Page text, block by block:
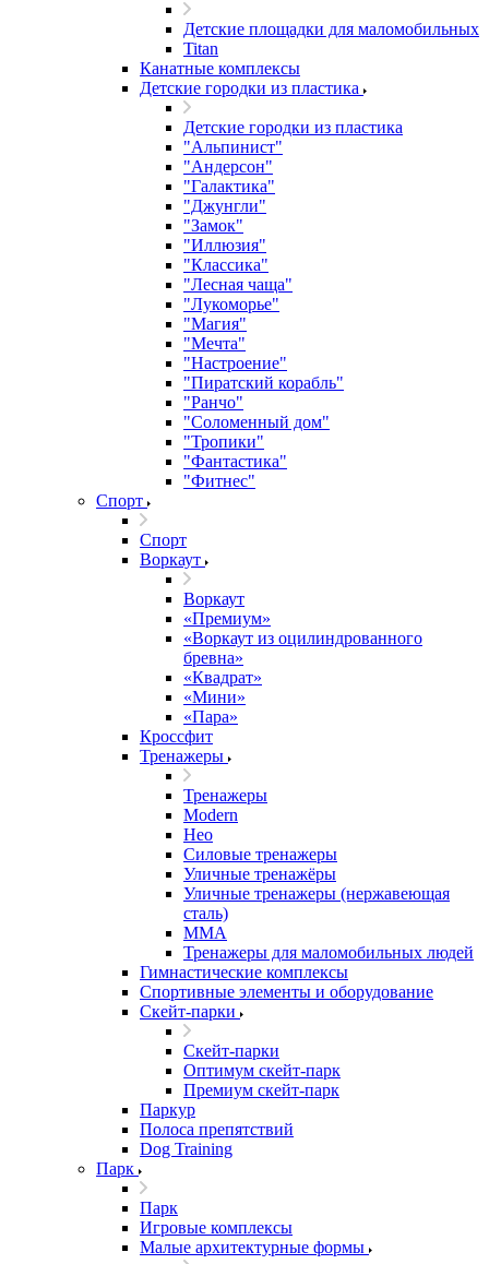
Детские площадки для маломобильных
Titan
Канатные комплексы
Детские городки из пластика
Детские городки из пластика
"Альпинист"
"Андерсон"
"Галактика"
"Джунгли"
"Замок"
"Иллюзия"
"Классика"
"Лесная чаща"
"Лукоморье"
"Магия"
"Мечта"
"Настроение"
"Пиратский корабль"
"Ранчо"
"Соломенный дом"
"Тропики"
"Фантастика"
"Фитнес"
Спорт
Спорт
Воркаут
Воркаут
«Премиум»
«Воркаут из оцилиндрованного
бревна»
«Квадрат»
«Мини»
«Пара»
Кроссфит
Тренажеры
Тренажеры
Modern
Нео
Силовые тренажеры
Уличные тренажёры
Уличные тренажеры (нержавеющая
сталь)
ММА
Тренажеры для маломобильных людей
Гимнастические комплексы
Спортивные элементы и оборудование
Скейт-парки
Скейт-парки
Оптимум скейт-парк
Премиум скейт-парк
Паркур
Полоса препятствий
Dog Training
Парк
Парк
Игровые комплексы
Малые архитектурные формы